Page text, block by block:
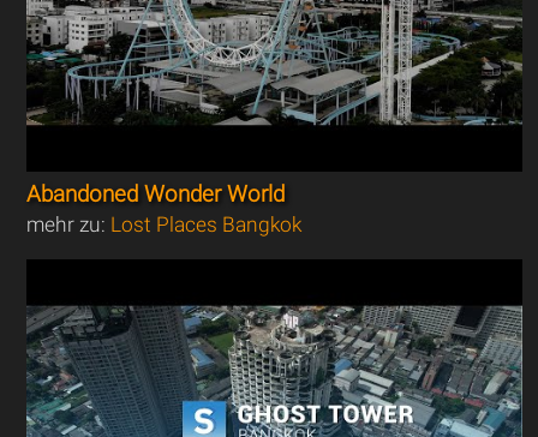
Abandoned Wonder World
mehr zu: Lost Places Bangkok